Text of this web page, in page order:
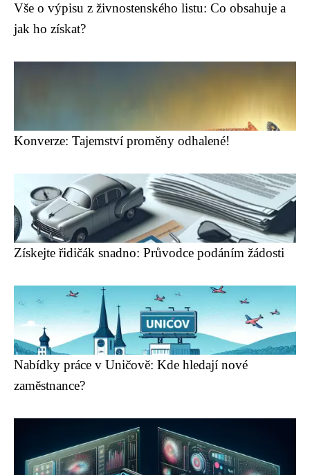
Vše o výpisu z živnostenského listu: Co obsahuje a
jak ho získat?
Konverze: Tajemství proměny odhalené!
Získejte řidičák snadno: Průvodce podáním žádosti
Nabídky práce v Uničově: Kde hledají nové
zaměstnance?